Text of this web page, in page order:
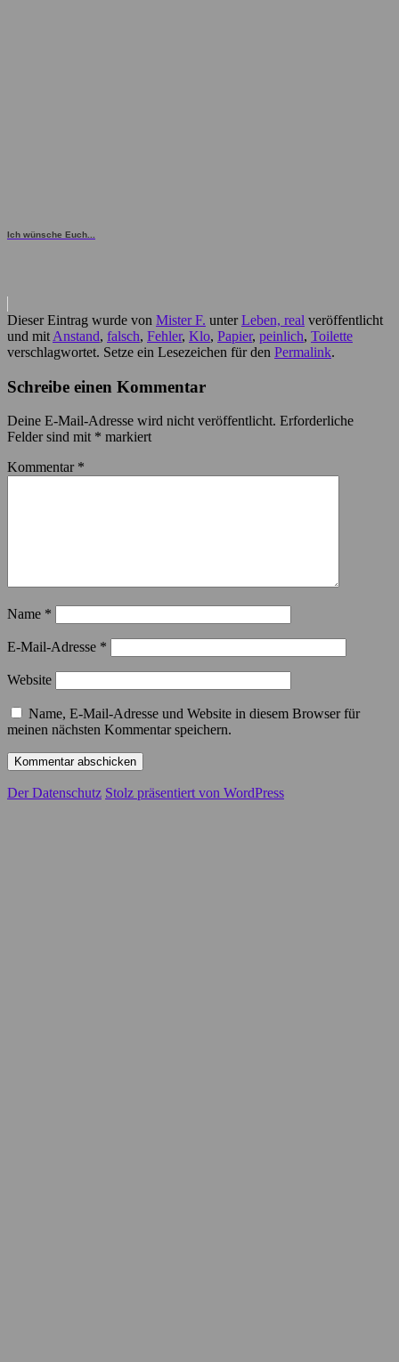
Ich wünsche Euch...
Dieser Eintrag wurde von Mister F. unterLeben, real veröffentlicht
und mit Anstand, falsch, Fehler, Klo, Papier, peinlich, Toilette
verschlagwortet. Setze ein Lesezeichen für den Permalink.
Schreibe einen Kommentar
Deine E-Mail-Adresse wird nicht veröffentlicht. Erforderliche
Felder sind mit * markiert
Kommentar *
Name *
E-Mail-Adresse *
Website
Name, E-Mail-Adresse und Website in diesem Browser für
meinen nächsten Kommentar speichern.
Der Datenschutz Stolz präsentiert von WordPress